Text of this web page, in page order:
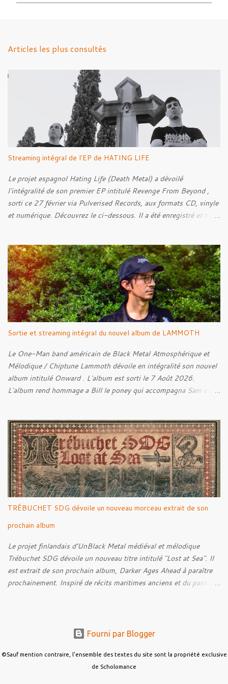
Articles les plus consultés
Streaming intégral de l'EP de HATING LIFE
Le projet espagnol Hating Life (Death Metal) a dévoilé
l'intégralité de son premier EP intitulé Revenge From Beyond ,
sorti ce 27 février via Pulverised Records, aux formats CD, vinyle
et numérique. Découvrez le ci-dessous. Il a été enregistré et mixé
Rebellion Against The Vile 05. Revenge From Beyond 06. The
Sense Of Fear
Sortie et streaming intégral du nouvel album de LAMMOTH
Le One-Man band américain de Black Metal Atmosphérique et
Mélodique / Chiptune Lammoth dévoile en intégralité son nouvel
album intitulé Onward . L'album est sorti le 7 Août 2026.
L'album rend hommage a Bill le poney qui accompagna Sam et
Half-Starved Pony 02. To Be Free (Bill) 03. A Gardener - 04:05
04. Farewell, Good Beast of Burden 05. A Fox Passing Through
the Woods on Business of Their Own 06. The Road to Bree 07.
We Were Born to Suffer 08. Horsethieving 09. A Final Parting
Onward de Lammoth
TRÉBUCHET SDG dévoile un nouveau morceau extrait de son
prochain album
Le projet finlandais d’UnBlack Metal médiéval et mélodique
Trébuchet SDG dévoile un nouveau titre intitulé "Lost at Sea". Il
est extrait de son prochain album, Darker Ages Ahead à paraître
prochainement. Inspiré de récits maritimes anciens et du passage
la persévérance et de l’espoir face aux épreuves, alors que le
ténèbres qui l’entourent.
Fourni par Blogger
©Sauf mention contraire, l'ensemble des textes du site sont la propriété exclusive
de Scholomance